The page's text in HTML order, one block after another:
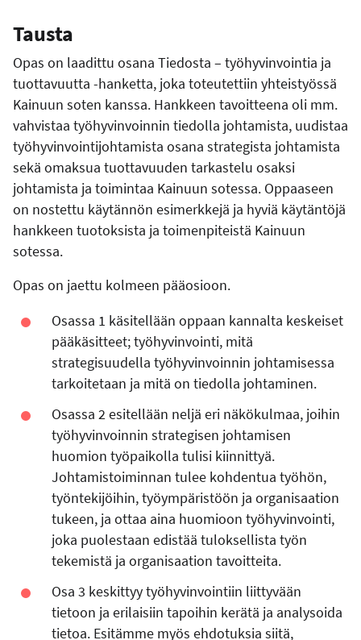
Tausta
Opas on laadittu osana Tiedosta – työhyvinvointia ja
tuottavuutta -hanketta, joka toteutettiin yhteistyössä
Kainuun soten kanssa. Hankkeen tavoitteena oli mm.
vahvistaa työhyvinvoinnin tiedolla johtamista, uudistaa
työhyvinvointijohtamista osana strategista johtamista
sekä omaksua tuottavuuden tarkastelu osaksi
johtamista ja toimintaa Kainuun sotessa. Oppaaseen
on nostettu käytännön esimerkkejä ja hyviä käytäntöjä
hankkeen tuotoksista ja toimenpiteistä Kainuun
sotessa.
Opas on jaettu kolmeen pääosioon.
Osassa 1 käsitellään oppaan kannalta keskeiset
pääkäsitteet; työhyvinvointi, mitä
strategisuudella työhyvinvoinnin johtamisessa
tarkoitetaan ja mitä on tiedolla johtaminen.
Osassa 2 esitellään neljä eri näkökulmaa, joihin
työhyvinvoinnin strategisen johtamisen
huomion työpaikolla tulisi kiinnittyä.
Johtamistoiminnan tulee kohdentua työhön,
työntekijöihin, työympäristöön ja organisaation
tukeen, ja ottaa aina huomioon työhyvinvointi,
joka puolestaan edistää tuloksellista työn
tekemistä ja organisaation tavoitteita.
Osa 3 keskittyy työhyvinvointiin liittyvään
tietoon ja erilaisiin tapoihin kerätä ja analysoida
tietoa. Esitämme myös ehdotuksia siitä,